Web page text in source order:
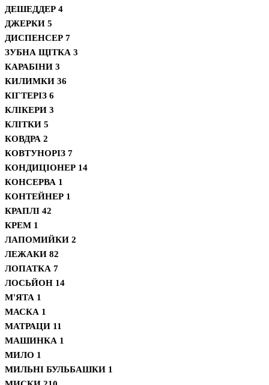
ДЕШЕДДЕР 4
ДЖЕРКИ 5
ДИСПЕНСЕР 7
ЗУБНА ЩІТКА 3
КАРАБІНИ 3
КИЛИМКИ 36
КІГТЕРІЗ 6
КЛІКЕРИ 3
КЛІТКИ 5
КОВДРА 2
КОВТУНОРІЗ 7
КОНДИЦІОНЕР 14
КОНСЕРВА 1
КОНТЕЙНЕР 1
КРАПЛІ 42
КРЕМ 1
ЛАПОМИЙКИ 2
ЛЕЖАКИ 82
ЛОПАТКА 7
ЛОСЬЙОН 14
М'ЯТА 1
МАСКА 1
МАТРАЦИ 11
МАШИНКА 1
МИЛО 1
МИЛЬНІ БУЛЬБАШКИ 1